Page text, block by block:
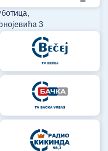
3